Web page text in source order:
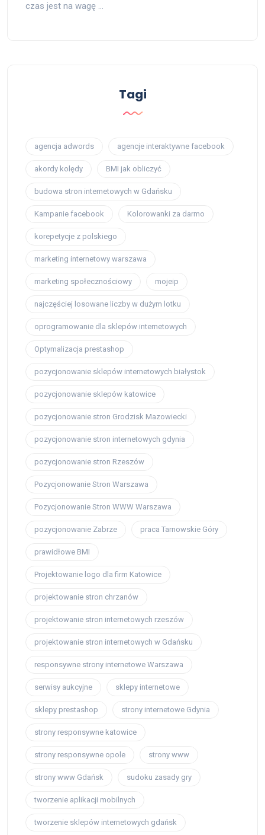
czas jest na wagę …
Tagi
agencja adwords agencje interaktywne facebook
akordy kolędy BMI jak obliczyć
budowa stron internetowych w Gdańsku
Kampanie facebook Kolorowanki za darmo
korepetycje z polskiego
marketing internetowy warszawa
marketing społecznościowy mojeip
najczęściej losowane liczby w dużym lotku
oprogramowanie dla sklepów internetowych
Optymalizacja prestashop
pozycjonowanie sklepów internetowych białystok
pozycjonowanie sklepów katowice
pozycjonowanie stron Grodzisk Mazowiecki
pozycjonowanie stron internetowych gdynia
pozycjonowanie stron Rzeszów
Pozycjonowanie Stron Warszawa
Pozycjonowanie Stron WWW Warszawa
pozycjonowanie Zabrze praca Tarnowskie Góry
prawidłowe BMI
Projektowanie logo dla firm Katowice
projektowanie stron chrzanów
projektowanie stron internetowych rzeszów
projektowanie stron internetowych w Gdańsku
responsywne strony internetowe Warszawa
serwisy aukcyjne sklepy internetowe
sklepy prestashop strony internetowe Gdynia
strony responsywne katowice
strony responsywne opole strony www
strony www Gdańsk sudoku zasady gry
tworzenie aplikacji mobilnych
tworzenie sklepów internetowych gdańsk